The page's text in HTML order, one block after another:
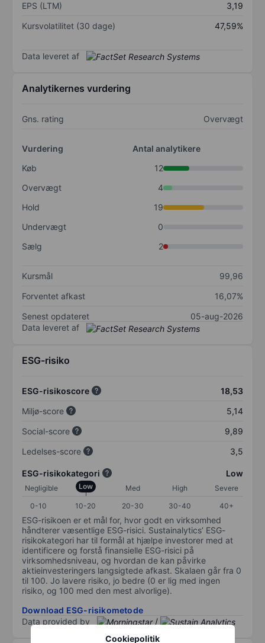
Cookiepolitik
EPS (LTM)
3,19
Kursvolatilitet (30 dage)
47,59%
Data leveret af
Analytikernes vurdering
Gns. rating Overvægt
Vurdering
Antal analytikere
Køb
12
Overvægt
4
Hold
19
Undervægt
0
Sælg
2
Kursmål
99,96
Forventet afkast
16,07%
Senest opdateret
05-aug-2026
Data leveret af
ESG-risiko
ESG-risikoscore
18,53
Miljø-score
5,14
Social-score
9,89
Ledelses-score
3,5
ESG-risikokategori Low
Negligible Low Med High
Severe
0-10
10-20 20-30 30-40 40+
ESG-risikoen er et mål for, hvor godt en virksomhed
håndterer væsentlige ESG-risici. Sustainalytics’ ESG-
risikokategori har til formål at hjælpe investorer med at
identificere og forstå finansielle ESG-risici på
virksomhedsniveau, og hvordan de kan påvirke
aktieinvesteringers langsigtede afkast. Skalaen går fra 0
til 100. Jo lavere risiko, jo bedre (0 er lig med ingen
risiko, og 100 med den mest alvorlige).
Download ESG-risikometode
Data provided by
/